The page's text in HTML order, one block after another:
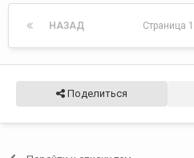
НАЗАД Страница
Поделиться